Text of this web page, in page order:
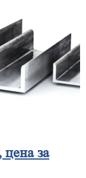
за